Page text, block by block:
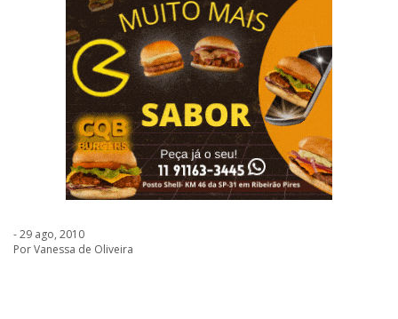
- 29 ago, 2010
Por Vanessa de Oliveira